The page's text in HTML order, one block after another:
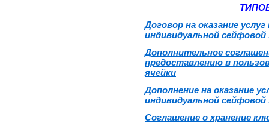
Договор на оказание
индивидуальной сейфовой
Дополнительное
предоставлению в
ячейки
Дополнение на оказание
индивидуальной сейфовой
Соглашение о хранение